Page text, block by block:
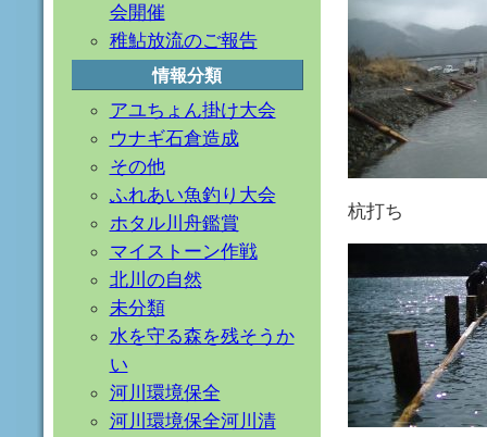
杭打ち
会開催
稚鮎放流のご報告
情報分類
アユちょん掛け大会
ウナギ石倉造成
その他
ふれあい魚釣り大会
ホタル川舟鑑賞
マイストーン作戦
北川の自然
未分類
水を守る森を残そうか
い
河川環境保全
河川環境保全河川清